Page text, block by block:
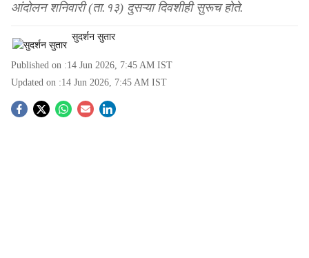
आंदोलन शनिवारी (ता.१३) दुसऱ्या दिवशीही सुरूच होते.
सुदर्शन सुतार
Published on :14 Jun 2026, 7:45 AM IST
Updated on :14 Jun 2026, 7:45 AM IST
S